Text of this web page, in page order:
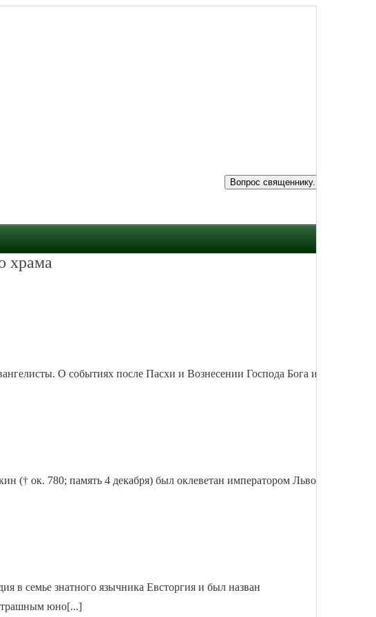
храма
О событиях после Пасхи и Вознесении Господа Бога и
(† ок. 780; память 4 декабря) был оклеветан императором Львом
в семье знатного язычника Евсторгия и был назван
юно[...]